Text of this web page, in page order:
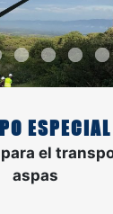
ESPECIAL
el
aspas